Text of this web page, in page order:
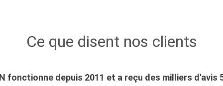
Ce que disent nos clients
fonctionne depuis 2011 et a reçu des milliers d'avis